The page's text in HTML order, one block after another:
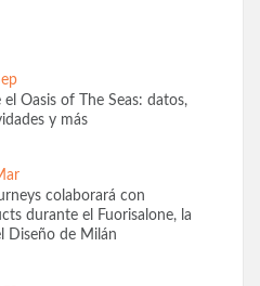
el Oasis of The Seas: datos,
y más
colaborará con
durante el Fuorisalone, la
Diseño de Milán